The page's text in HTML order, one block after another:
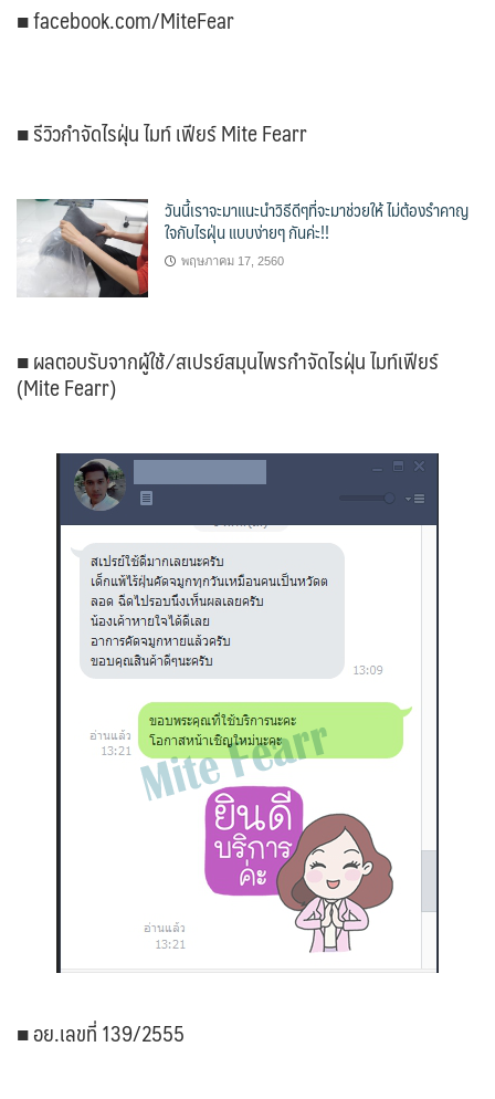
■ facebook.com/MiteFear
■ รีวิวกำจัดไรฝุ่น ไมท์ เฟียร์ Mite Fearr
วันนี้เราจะมาแนะนำวิธีดีๆที่จะมาช่วยให้ ไม่ต้องรำคาญ
ใจกับไรฝุ่น แบบง่ายๆ กันค่ะ!!
พฤษภาคม 17, 2560
■ ผลตอบรับจากผู้ใช้ ⁄ สเปรย์สมุนไพรกำจัดไรฝุ่น ไมท์เฟียร์
(Mite Fearr)
■ อย.เลขที่ 139/2555